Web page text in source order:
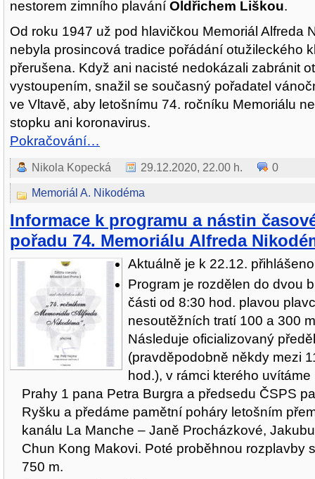
nestorem zimního plavání Oldřichem Liškou.
Od roku 1947 už pod hlavičkou Memoriál Alfreda
nebyla prosincová tradice pořádání otužileckého
přerušena. Když ani nacisté nedokázali zabránit
vystoupením, snažil se současný pořadatel
ve Vltavě, aby letošnímu 74. ročníku Memoriálu
stopku ani koronavirus.
Pokračování…
Nikola Kopecká 29.12.2020, 22.00 h. 0
Memoriál A. Nikodéma
Informace k programu a nástin
pořadu 74. Memoriálu Alfreda
Aktuálně je k 22.12.
Program je rozdělen do dvou
části od 8:30 hod. plavou
nesoutěžních tratí 100 a 300
Následuje oficializovaný předěl
(pravděpodobně někdy mezi
hod.), v rámci kterého
Prahy 1 pana Petra Burgra a předsedu ČSPS
Ryšku a předáme pamětní poháry letošním
kanálu La Manche – Janě Procházkové,
Chun Kong Makovi. Poté proběhnou rozplavby
750 m.